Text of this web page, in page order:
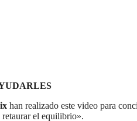
han realizado este video para
retaurar el equilibrio».